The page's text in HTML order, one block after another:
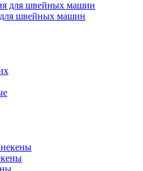
швейных машин